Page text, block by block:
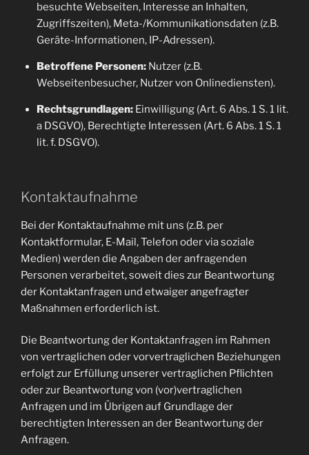
besuchte Webseiten, Interesse an Inhalten,
Zugriffszeiten), Meta-/Kommunikationsdaten (z.B.
Geräte-Informationen, IP-Adressen).
Betroffene Personen:Nutzer (z.B.
Webseitenbesucher, Nutzer von Onlinediensten).
Rechtsgrundlagen:Einwilligung (Art. 6 Abs. 1 S. 1 lit.
a DSGVO), Berechtigte Interessen (Art. 6 Abs. 1 S. 1
lit. f. DSGVO).
Kontaktaufnahme
Bei der Kontaktaufnahme mit uns (z.B. per
Kontaktformular, E-Mail, Telefon oder via soziale
Medien) werden die Angaben der anfragenden
Personen verarbeitet, soweit dies zur Beantwortung
der Kontaktanfragen und etwaiger angefragter
Maßnahmen erforderlich ist.
Die Beantwortung der Kontaktanfragen im Rahmen
von vertraglichen oder vorvertraglichen Beziehungen
erfolgt zur Erfüllung unserer vertraglichen Pflichten
oder zur Beantwortung von (vor)vertraglichen
Anfragen und im Übrigen auf Grundlage der
berechtigten Interessen an der Beantwortung der
Anfragen.